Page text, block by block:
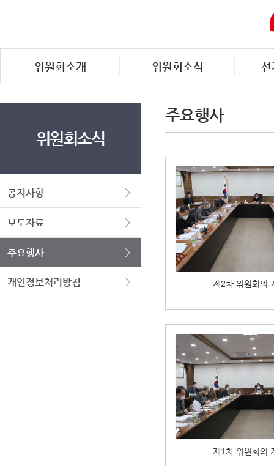
위원회소개 위원회소식
위원회소식
공지사항
보도자료
주요행사
개인정보처리방침
주요행사
제2차 위원회의
제1차 위원회의